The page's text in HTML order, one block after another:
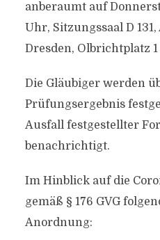
anberaumt auf
Uhr, Sitzungssaal D
Dresden, Olbrichtplatz 1
Die Gläubiger werden
Prüfungsergebnis
Ausfall festgestellter
benachrichtigt.
Im Hinblick auf die
gemäß § 176 GVG
Anordnung: